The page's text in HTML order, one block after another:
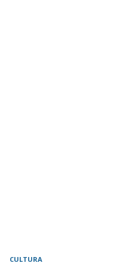
CULTURA